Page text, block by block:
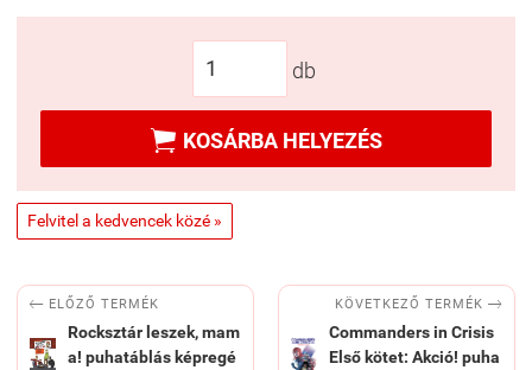
db
 KOSÁRBA HELYEZÉS
Felvitel a kedvencek közé »
 ELŐZŐ TERMÉK
Rocksztár leszek, mam
a! puhatáblás képregé
KÖVETKEZŐ TERMÉK 
Commanders in Crisis
Első kötet: Akció! puha